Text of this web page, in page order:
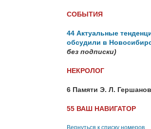
СОБЫТИЯ
44 Актуальные
обсудили в
без подписки)
НЕКРОЛОГ
6 Памяти Э. Л.
55 ВАШ НАВИГАТОР
Вернуться к списку номеров